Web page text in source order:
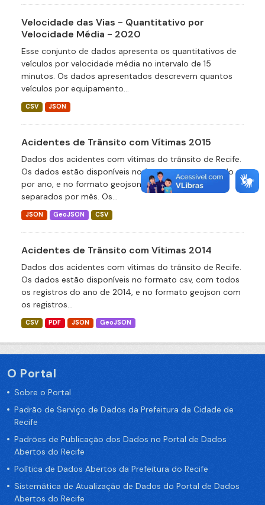
Velocidade das Vias - Quantitativo por
Velocidade Média - 2020
Esse conjunto de dados apresenta os quantitativos de
veículos por velocidade média no intervalo de 15
minutos. Os dados apresentados descrevem quantos
veículos por equipamento...
CSV JSON
Acidentes de Trânsito com Vítimas 2015
Dados dos acidentes com vítimas do trânsito de Recife.
Os dados estão disponíveis no formato csv, agrupado
por ano, e no formato geojson com os registros
separados por mês. Os...
JSON GeoJSON CSV
Acidentes de Trânsito com Vítimas 2014
Dados dos acidentes com vítimas do trânsito de Recife.
Os dados estão disponíveis no formato csv, com todos
os registros do ano de 2014, e no formato geojson com
os registros...
CSV PDF JSON GeoJSON
O Portal
Sobre o Portal
Padrão de Serviço de Dados da Prefeitura da Cidade de
Recife
Padrões de Publicação dos Dados no Portal de Dados
Abertos do Recife
Política de Dados Abertos da Prefeitura do Recife
Sistemática de Atualização de Dados do Portal de Dados
Abertos do Recife